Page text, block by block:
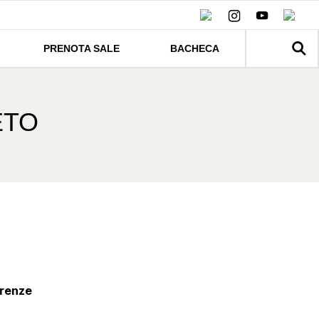
PRENOTA SALE BACHECA